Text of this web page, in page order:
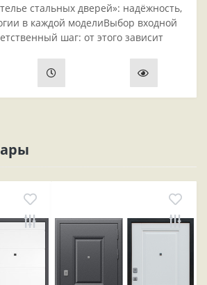
стальных дверей»: надёжность,
в каждой моделиВыбор входной
шаг: от этого зависит
прихожей..